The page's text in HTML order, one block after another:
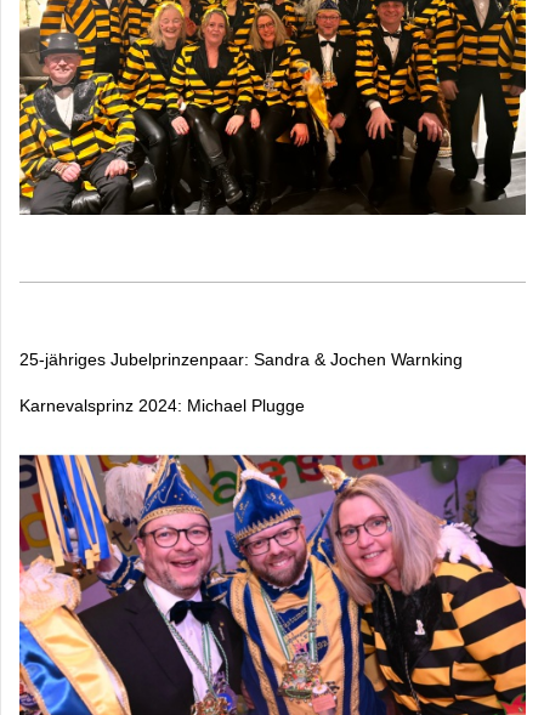
25-jähriges Jubelprinzenpaar: Sandra & Jochen Warnking
Karnevalsprinz 2024: Michael Plugge